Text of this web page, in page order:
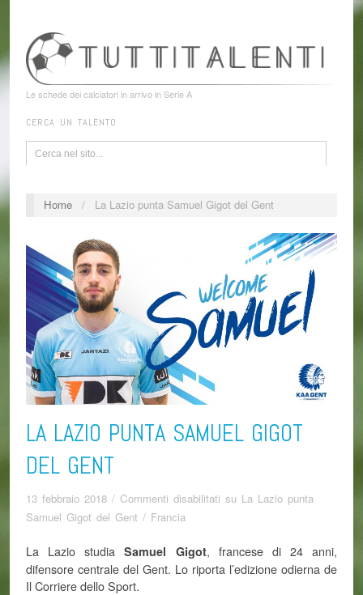
Le schede dei calciatori in arrivo in Serie A
CERCA UN TALENTO
Home / La Lazio punta Samuel Gigot del Gent
LA LAZIO PUNTA SAMUEL GIGOT
DEL GENT
13 febbraio 2018 / Commenti disabilitati su La Lazio punta
Samuel Gigot del Gent / Francia
La Lazio studiaSamuel Gigot, francese di 24 anni,
difensore centrale del Gent. Lo riporta l’edizione odierna de
Il Corriere dello Sport.